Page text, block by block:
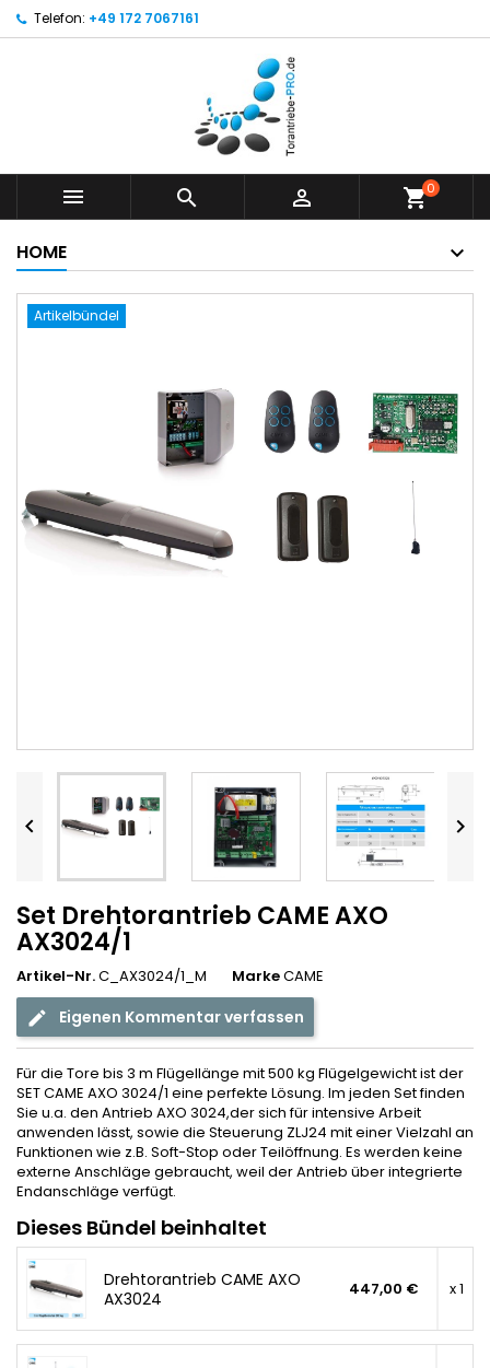
Telefon: +49 172 7067161
   shopping_cart0
HOME
Artikelbündel
 
Set Drehtorantrieb CAME AXO
AX3024/1
Artikel-Nr.C_AX3024/1_M MarkeCAME
Eigenen Kommentar verfassen
Für die Tore bis 3 m Flügellänge mit 500 kg Flügelgewicht ist der
SET CAME AXO 3024/1 eine perfekte Lösung. Im jeden Set finden
Sie u.a. den Antrieb AXO 3024,der sich für intensive Arbeit
anwenden lässt, sowie die Steuerung ZLJ24 mit einer Vielzahl an
Funktionen wie z.B. Soft-Stop oder Teilöffnung. Es werden keine
externe Anschläge gebraucht, weil der Antrieb über integrierte
Endanschläge verfügt.
Dieses Bündel beinhaltet
Drehtorantrieb CAME AXO
AX3024
447,00 € x 1